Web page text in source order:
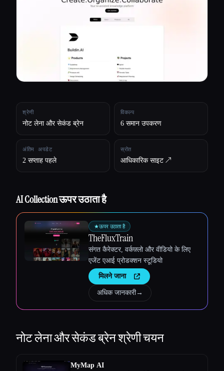
Esc
श्रेणी
नोट लेना और सेकंड ब्रेन
विकल्प
6 समान उपकरण
अंतिम अपडेट
2 सप्ताह पहले
स्रोत
आधिकारिक साइट ↗︎
AI Collection ऊपर उठाता है
★ऊपर उठाता है
TheFluxTrain
संगत कैरेक्टर, वर्कफ़्लो और वीडियो के लिए
एजेंट एआई प्रोडक्शन स्टूडियो
मिलने जाना
अधिक जानकारी→
नोट लेना और सेकंड ब्रेनश्रेणी चयन
MyMap AI